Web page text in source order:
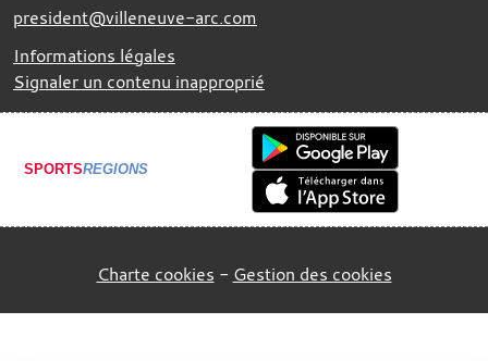
president@villeneuve-arc.com
Informations légales
Signaler un contenu inapproprié
SPORTSREGIONS
Charte cookies Gestion des cookies